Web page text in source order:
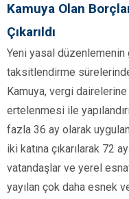
Kamuya Olan
Çıkarıldı
Yeni yasal
taksitlendirme
Kamuya, vergi dairelerine
ertelenmesi ile
fazla 36 ay olarak
iki katına çıkarılarak 72
vatandaşlar ve yerel
yayılan çok daha esnek